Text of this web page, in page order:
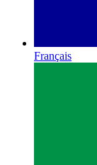
Français